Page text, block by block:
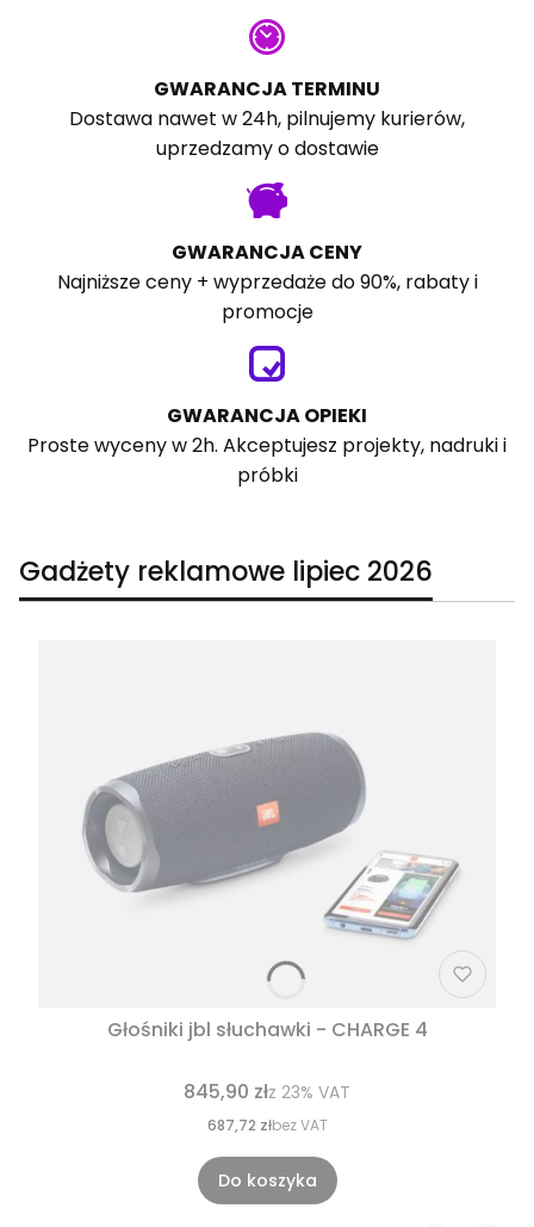
GWARANCJA TERMINU
Dostawa nawet w 24h, pilnujemy kurierów,
uprzedzamy o dostawie
GWARANCJA CENY
Najniższe ceny + wyprzedaże do 90%, rabaty i
promocje
GWARANCJA OPIEKI
Proste wyceny w 2h. Akceptujesz projekty, nadruki i
próbki
Gadżety reklamowe lipiec 2026
Głośniki jbl słuchawki - CHARGE 4
845,90 złz 23% VAT
687,72 złbez VAT
Do koszyka